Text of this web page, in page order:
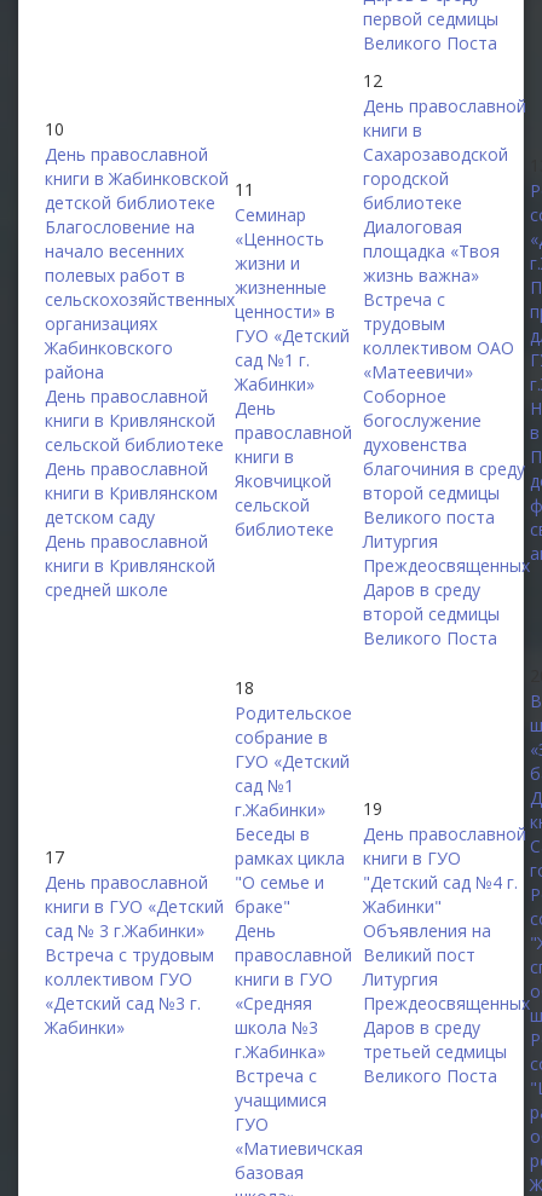
первой седмицы
Великого Поста
10
День православной
книги в Жабинковской
детской библиотеке
Благословение на
начало весенних
полевых работ в
сельскохозяйственных
организациях
Жабинковского
района
День православной
книги в Кривлянской
сельской библиотеке
День православной
книги в Кривлянском
детском саду
День православной
книги в Кривлянской
средней школе
11
Семинар
«Ценность
жизни и
жизненные
ценности» в
ГУО «Детский
сад №1 г.
Жабинки»
День
православной
книги в
Яковчицкой
сельской
библиотеке
12
День православной
книги в
Сахарозаводской
городской
библиотеке
Диалоговая
площадка «Твоя
жизнь важна»
Встреча с
трудовым
коллективом ОАО
«Матеевичи»
Соборное
богослужение
духовенства
благочиния в среду
второй седмицы
Великого поста
Литургия
Преждеосвященных
Даров в среду
второй седмицы
Великого Поста
17
День православной
книги в ГУО «Детский
сад № 3 г.Жабинки»
Встреча с трудовым
коллективом ГУО
«Детский сад №3 г.
Жабинки»
18
Родительское
собрание в
ГУО «Детский
сад №1
г.Жабинки»
Беседы в
рамках цикла
"О семье и
браке"
День
православной
книги в ГУО
«Средняя
школа №3
г.Жабинка»
Встреча с
учащимися
ГУО
«Матиевичская
базовая
19
День православной
книги в ГУО
"Детский сад №4 г.
Жабинки"
Объявления на
Великий пост
Литургия
Преждеосвященных
Даров в среду
третьей седмицы
Великого Поста